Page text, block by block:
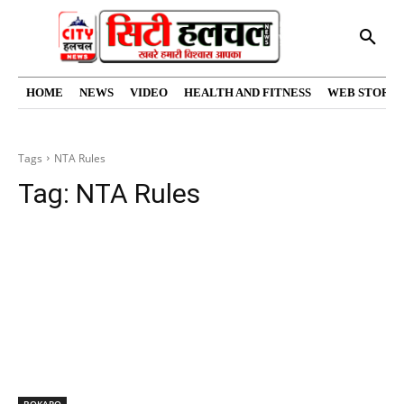
HOME NEWS VIDEO HEALTH AND FITNESS WEB
Tags NTA Rules
Tag: NTA Rules